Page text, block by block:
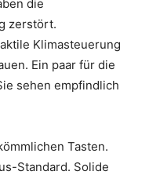
die
zerstört.
Klimasteuerung
Ein paar für die
sehen empfindlich
Tasten.
Standard. Solide